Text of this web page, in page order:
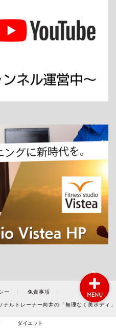
ー 免責事項
ルトレーナー向井の「無理なく美ボディ」
ダイエット
MENU
ホーム
ルトレーニング
ダイエット